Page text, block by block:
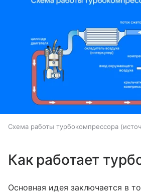
Схема работы турбокомпрессора
Как работает
Основная идея заключается в